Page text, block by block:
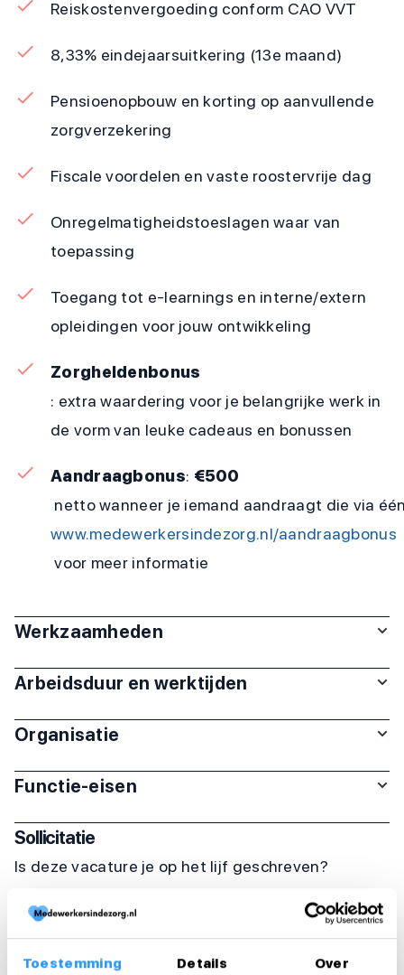
Toestemming Details Over
Reiskostenvergoeding conform CAO VVT
8,33% eindejaarsuitkering (13e maand)
Pensioenopbouw en korting op aanvullende
zorgverzekering
Fiscale voordelen en vaste roostervrije dag
Onregelmatigheidstoeslagen waar van
toepassing
Toegang tot e-learnings en interne/extern
opleidingen voor jouw ontwikkeling
Zorgheldenbonus
: extra waardering voor je belangrijke werk in
de vorm van leuke cadeaus en bonussen
Aandraagbonus: €500
netto wanneer je iemand aandraagt die via
www.medewerkersindezorg.nl/aandraagbonus
voor meer informatie
Werkzaamheden
Arbeidsduur en werktijden
Organisatie
Functie-eisen
Sollicitatie
Is deze vacature je op het lijf geschreven?
Solliciteer direct